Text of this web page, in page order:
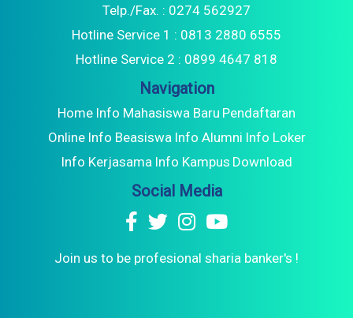
Telp./Fax. : 0274 562927
Hotline Service 1 : 0813 2880 6555
Hotline Service 2 : 0899 4647 818
Navigation
Home Info Mahasiswa Baru Pendaftaran
Online Info Beasiswa Info Alumni Info Loker
Info Kerjasama Info Kampus Download
Social Media
Join us to be profesional sharia banker's !